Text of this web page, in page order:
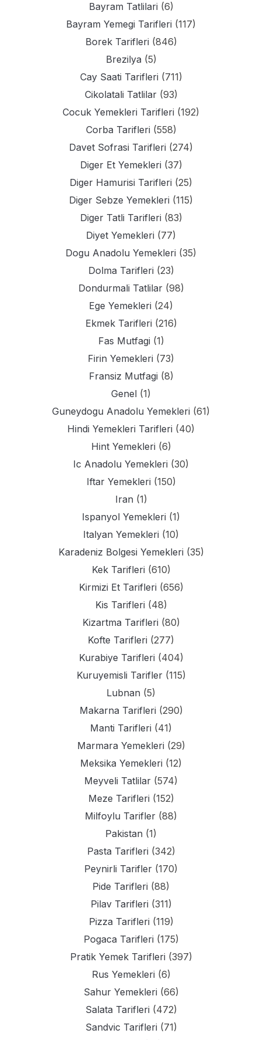
Bayram Tatlilari (6)
Bayram Yemegi Tarifleri (117)
Borek Tarifleri (846)
Brezilya (5)
Cay Saati Tarifleri (711)
Cikolatali Tatlilar(93)
Cocuk Yemekleri Tarifleri (192)
Corba Tarifleri (558)
Davet Sofrasi Tarifleri (274)
Diger Et Yemekleri (37)
Diger Hamurisi Tarifleri (25)
Diger Sebze Yemekleri (115)
Diger Tatli Tarifleri (83)
Diyet Yemekleri (77)
Dogu Anadolu Yemekleri (35)
Dolma Tarifleri (23)
Dondurmali Tatlilar(98)
Ege Yemekleri (24)
Ekmek Tarifleri (216)
Fas Mutfagi (1)
Firin Yemekleri (73)
Fransiz Mutfagi (8)
Genel (1)
Guneydogu Anadolu Yemekleri (61)
Hindi Yemekleri Tarifleri (40)
Hint Yemekleri (6)
Ic Anadolu Yemekleri (30)
Iftar Yemekleri (150)
Iran (1)
Ispanyol Yemekleri (1)
Italyan Yemekleri (10)
Karadeniz Bolgesi Yemekleri (35)
Kek Tarifleri (610)
Kirmizi Et Tarifleri (656)
Kis Tarifleri (48)
Kizartma Tarifleri (80)
Kofte Tarifleri (277)
Kurabiye Tarifleri (404)
Kuruyemisli Tarifler(115)
Lubnan (5)
Makarna Tarifleri (290)
Manti Tarifleri (41)
Marmara Yemekleri (29)
Meksika Yemekleri (12)
Meyveli Tatlilar (574)
Meze Tarifleri (152)
Milfoylu Tarifler (88)
Pakistan (1)
Pasta Tarifleri (342)
Peynirli Tarifler (170)
Pide Tarifleri (88)
Pilav Tarifleri (311)
Pizza Tarifleri (119)
Pogaca Tarifleri (175)
Pratik Yemek Tarifleri (397)
Rus Yemekleri (6)
Sahur Yemekleri (66)
Salata Tarifleri (472)
Sandvic Tarifleri (71)